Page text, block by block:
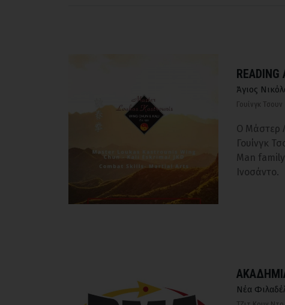
READING
Άγιος
Γουίνγκ Τσουν
Ο Mάστερ
Γουίνγκ
Man
Ινοσάντο.
Νέα